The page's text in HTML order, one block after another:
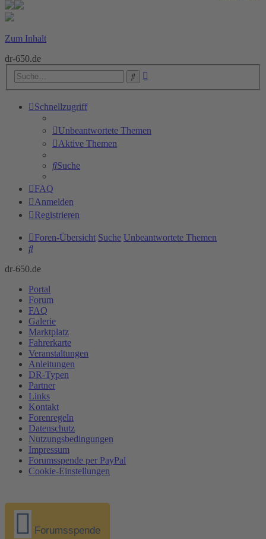
Zum Inhalt
dr-650.de
Suche
Schnellzugriff
Unbeantwortete Themen
Aktive Themen
Suche
FAQ
Anmelden
Registrieren
Foren-Übersicht Suche Unbeantwortete Themen
Suche
dr-650.de
Portal
Forum
FAQ
Galerie
Marktplatz
Fahrerkarte
Veranstaltungen
Anleitungen
DR-Typen
Partner
Links
Kontakt
Forenregeln
Datenschutz
Nutzungsbedingungen
Impressum
Forumsspende per PayPal
Cookie-Einstellungen
Forumsspende